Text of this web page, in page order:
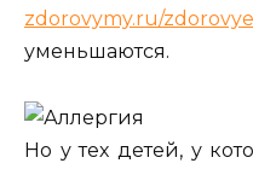
zdorovymy.ru/
уменьшаются.
Но у тех детей, у